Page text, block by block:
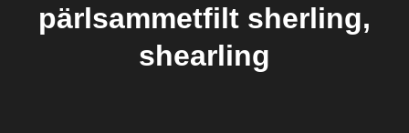
pärlsammetfilt sherling,
shearling